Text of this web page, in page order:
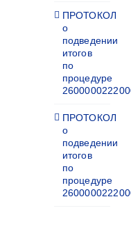
ПРОТОКОЛ
о
подведении
итогов
по
процедуре
ПРОТОКОЛ
о
подведении
итогов
по
процедуре